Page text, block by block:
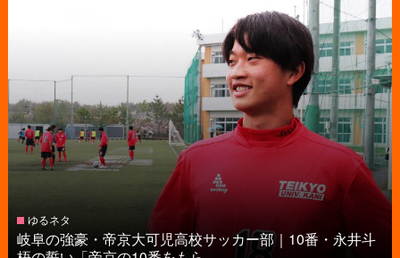
ゆるネタ
岐阜の強豪・帝京大可児高校サッカー部｜10番・永井斗